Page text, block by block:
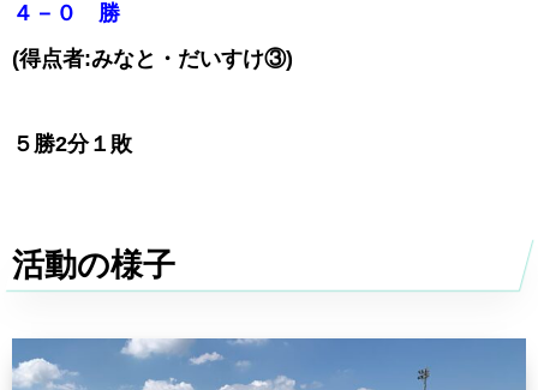
４－０ 勝
(得点者:みなと・だいすけ③)
５勝2分１敗
活動の様子